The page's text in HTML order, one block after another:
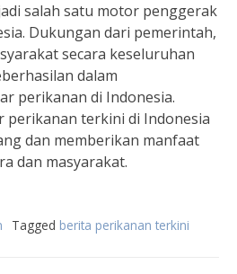
salah satu motor penggerak
Dukungan dari pemerintah,
secara keseluruhan
dalam
perikanan di Indonesia.
perikanan terkini di Indonesia
dan memberikan manfaat
dan masyarakat.
Tagged berita perikanan terkini